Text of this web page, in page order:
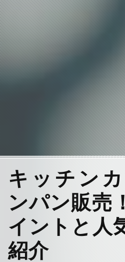
キッチン
ンパン販売
イントと人
紹介